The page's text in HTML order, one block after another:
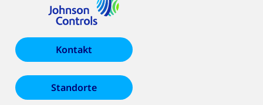
Kontakt
Standorte